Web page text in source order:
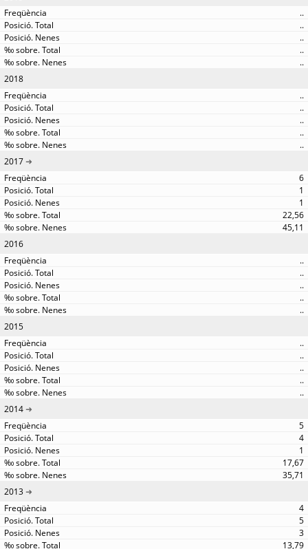
..
..
..
..
..
2018
..
..
..
..
..
2017
6
1
1
22,56
45,11
2016
..
..
..
..
..
2015
..
..
..
..
..
2014
5
4
1
17,67
35,71
2013
4
5
3
13,79